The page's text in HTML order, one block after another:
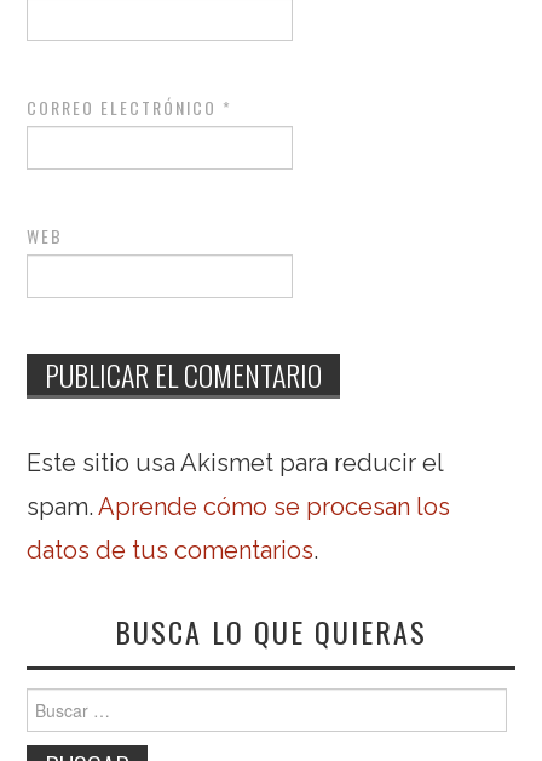
CORREO ELECTRÓNICO *
WEB
Este sitio usa Akismet para reducir el
spam.Aprende cómo se procesan los
datos de tus comentarios.
BUSCA LO QUE QUIERAS
Buscar: